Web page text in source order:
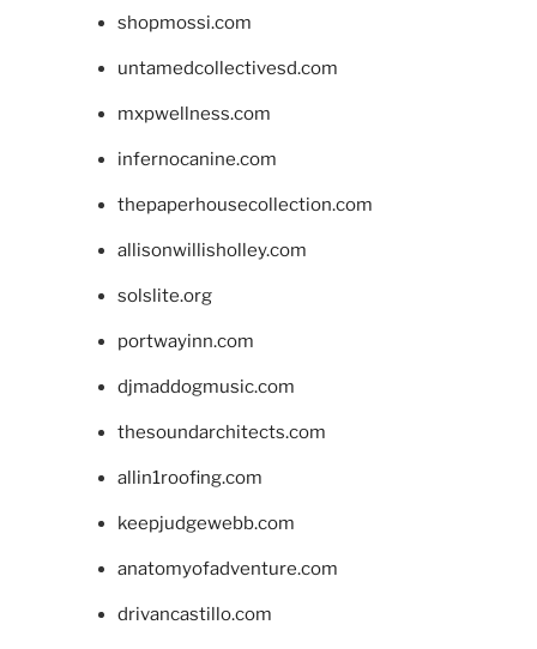
shopmossi.com
untamedcollectivesd.com
mxpwellness.com
infernocanine.com
thepaperhousecollection.com
allisonwillisholley.com
solslite.org
portwayinn.com
djmaddogmusic.com
thesoundarchitects.com
allin1roofing.com
keepjudgewebb.com
anatomyofadventure.com
drivancastillo.com